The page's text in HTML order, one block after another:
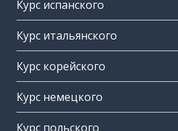
Курс испанского
Курс итальянского
Курс корейского
Курс немецкого
Курс польского